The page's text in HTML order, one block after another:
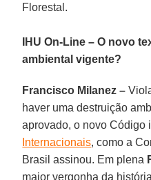
Florestal.
IHU On-Line– O novo
ambiental vigente?
Francisco Milanez –
haver uma destruição
aprovado, o novo Código
Internacionais, como a
Brasil assinou. Em plena
maior vergonha da